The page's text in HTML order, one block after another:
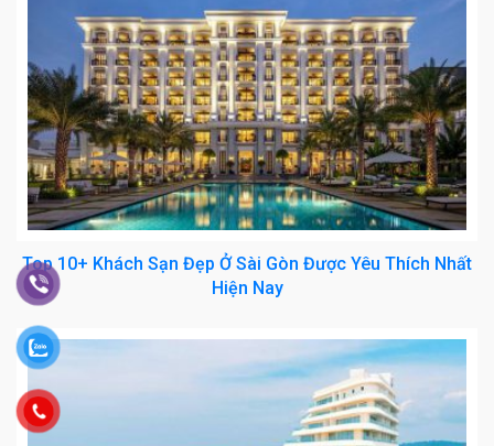
Top 10+ Khách Sạn Đẹp Ở Sài Gòn Được Yêu Thích Nhất
Hiện Nay